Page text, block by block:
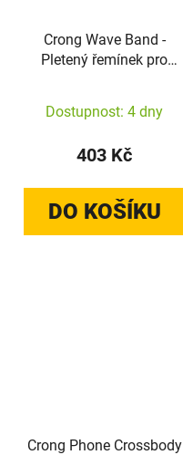
Crong Wave Band -
Pletený řemínek pro
(nebesky modrá)
Dostupnost: 4 dny
403 Kč
DO KOŠÍKU
Crong Phone Crossbody